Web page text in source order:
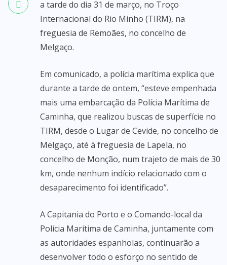
a tarde do dia 31 de março, no Troço
Internacional do Rio Minho (TIRM), na
freguesia de Remoães, no concelho de
Melgaço.
​Em comunicado, a polícia marítima explica que
durante a tarde de ontem, “esteve empenhada
mais uma embarcação da Polícia Marítima de
Caminha, que realizou buscas de superfície no
TIRM, desde o Lugar de Cevide, no concelho de
Melgaço, até à freguesia de Lapela, no
concelho de Monção, num trajeto de mais de 30
km, onde nenhum indício relacionado com o
desaparecimento foi identificado”.
A Capitania do Porto e o Comando-local da
Polícia Marítima de Caminha, juntamente com
as autoridades espanholas, continuarão a
desenvolver todo o esforço no sentido de